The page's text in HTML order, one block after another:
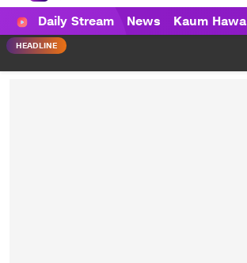
HAWA
Haluan Wanita Indonesia
Daily Stream News Kaum Hawa
HEADLINE